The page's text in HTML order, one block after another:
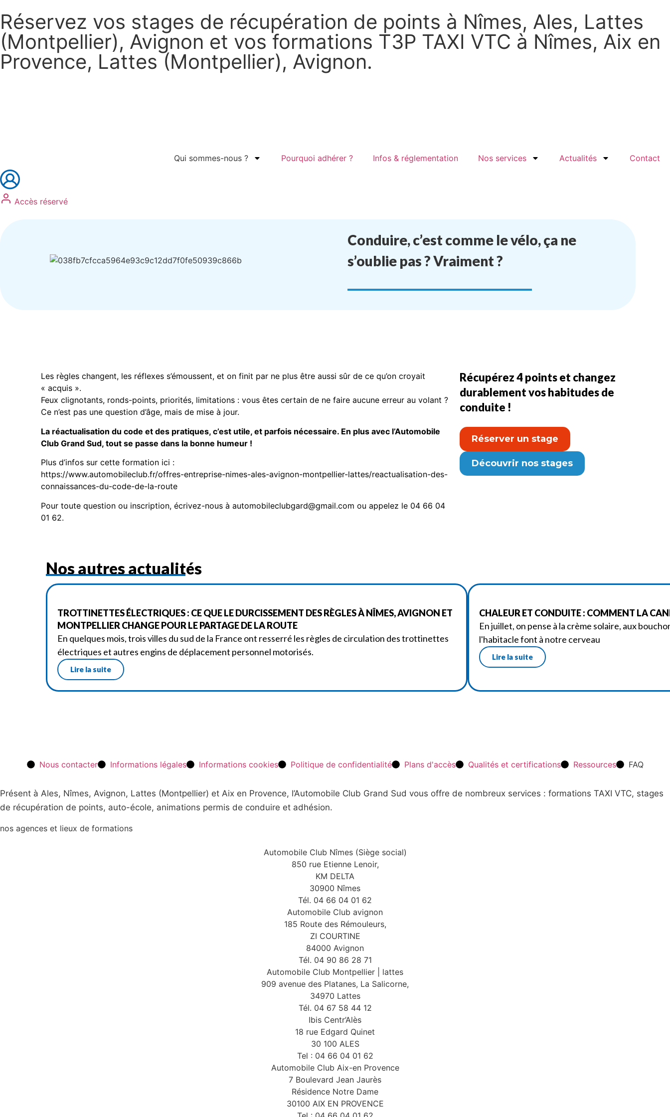
Réservez vos stages de récupération de points à Nîmes, Ales, Lattes
(Montpellier), Avignon et vos formations T3P TAXI VTC à Nîmes, Aix en
Provence, Lattes (Montpellier), Avignon.
Qui sommes-nous ? Pourquoi adhérer ? Infos & réglementation Nos services Actualités Contact
Accès réservé
Conduire, c’est comme le vélo, ça ne
s’oublie pas ? Vraiment ?
Les règles changent, les réflexes s’émoussent, et on finit par ne plus être aussi sûr de ce qu’on croyait
« acquis ».
Feux clignotants, ronds-points, priorités, limitations : vous êtes certain de ne faire aucune erreur au volant ?
Ce n’est pas une question d’âge, mais de mise à jour.
La réactualisation du code et des pratiques, c’est utile, et parfois nécessaire. En plus avec l’Automobile
Club Grand Sud, tout se passe dans la bonne humeur !
Plus d’infos sur cette formation ici :
https://www.automobileclub.fr/offres-entreprise-nimes-ales-avignon-montpellier-lattes/reactualisation-des-
connaissances-du-code-de-la-route
Pour toute question ou inscription, écrivez-nous à automobileclubgard@gmail.com ou appelez le 04 66 04
01 62.
Nos autres actualités
TROTTINETTES ÉLECTRIQUES : CE QUE LE DURCISSEMENT DES RÈGLES À NÎMES, AVIGNON ET
MONTPELLIER CHANGE POUR LE PARTAGE DE LA ROUTE
En quelques mois, trois villes du sud de la France ont resserré les règles de circulation des trottinettes
électriques et autres engins de déplacement personnel motorisés.
Lire la suite
CHALEUR ET CONDUITE : COMMENT LA
En juillet, on pense à la crème solaire, aux
l'habitacle font à notre cerveau
Lire la suite
Récupérez 4 points et changez
durablement vos habitudes de
conduite !
Réserver un stage
Découvrir nos stages
Nous contacter Informations légales Informations cookies Politique de confidentialité Plans d'accès Qualités et certifications Ressources FAQ
Présent à Ales, Nîmes, Avignon, Lattes (Montpellier) et Aix en Provence, l’Automobile Club Grand Sud vous offre de nombreux services : formations TAXI VTC, stages
de récupération de points, auto-école, animations permis de conduire et adhésion.
nos agences et lieux de formations
Automobile Club Nîmes (Siège social)
850 rue Etienne Lenoir,
KM DELTA
30900 Nîmes
Tél. 04 66 04 01 62
Automobile Club avignon
185 Route des Rémouleurs,
ZI COURTINE
84000 Avignon
Tél. 04 90 86 28 71
Automobile Club Montpellier | lattes
909 avenue des Platanes, La Salicorne,
34970 Lattes
Tél. 04 67 58 44 12
Ibis Centr’Alès
18 rue Edgard Quinet
30 100 ALES
Tel : 04 66 04 01 62
Automobile Club Aix-en Provence
7 Boulevard Jean Jaurès
Résidence Notre Dame
30100 AIX EN PROVENCE